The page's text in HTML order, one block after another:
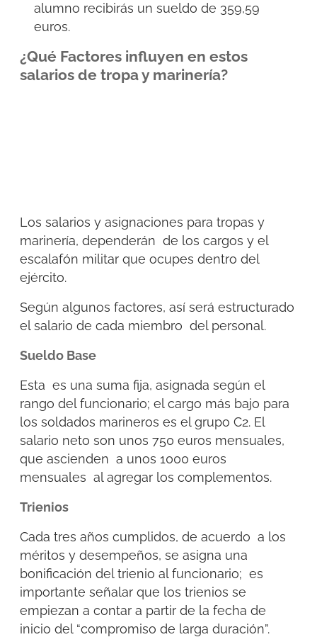
alumno recibirás un sueldo de 359,59
euros.
¿Qué Factores influyen en estos
salarios de tropa y marinería?
Los salarios y asignaciones para tropas y
marinería, dependerán de los cargos y el
escalafón militar que ocupes dentro del
ejército.
Según algunos factores, así será estructurado
el salario de cada miembro del personal.
Sueldo Base
Esta es una suma fija, asignada según el
rango del funcionario; el cargo más bajo para
los soldados marineros es el grupo C2. El
salario neto son unos 750 euros mensuales,
que ascienden a unos 1000 euros
mensuales al agregar los complementos.
Trienios
Cada tres años cumplidos, de acuerdo a los
méritos y desempeños, se asigna una
bonificación del trienio al funcionario; es
importante señalar que los trienios se
empiezan a contar a partir de la fecha de
inicio del “compromiso de larga duración”.